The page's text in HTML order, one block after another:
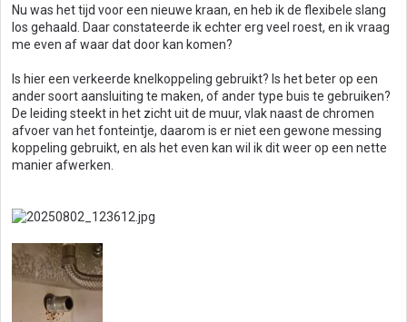
Nu was het tijd voor een nieuwe kraan, en heb ik de flexibele slang
los gehaald. Daar constateerde ik echter erg veel roest, en ik vraag
me even af waar dat door kan komen?
Is hier een verkeerde knelkoppeling gebruikt? Is het beter op een
ander soort aansluiting te maken, of ander type buis te gebruiken?
De leiding steekt in het zicht uit de muur, vlak naast de chromen
afvoer van het fonteintje, daarom is er niet een gewone messing
koppeling gebruikt, en als het even kan wil ik dit weer op een nette
manier afwerken.